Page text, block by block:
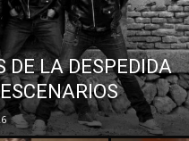
DE LA DESPEDIDA